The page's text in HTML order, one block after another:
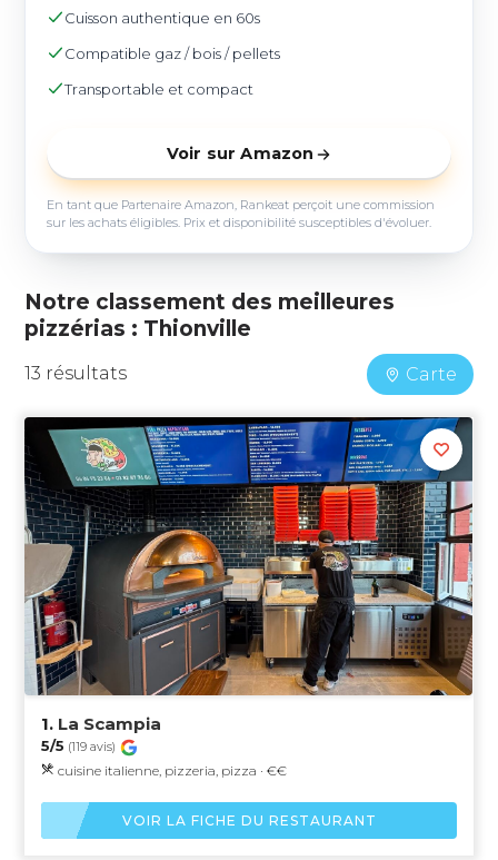
Cuisson authentique en 60s
Compatible gaz / bois / pellets
Transportable et compact
Voir sur Amazon
En tant que Partenaire Amazon, Rankeat perçoit une commission
sur les achats éligibles. Prix et disponibilité susceptibles d'évoluer.
Notre classement des meilleures
pizzérias : Thionville
13 résultats Carte
1. La Scampia
5/5 (119 avis)
cuisine italienne, pizzeria, pizza · €€
VOIR LA FICHE DU RESTAURANT